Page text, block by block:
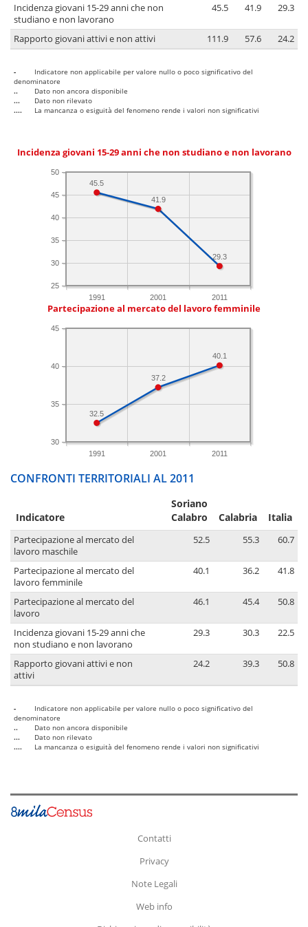
Incidenza giovani 15-29 anni che non
studiano e non lavorano
45.5 41.9 29.3
Rapporto giovani attivi e non attivi 111.9 57.6 24.2
-
Indicatore non applicabile per valore nullo o poco significativo del
denominatore
..
Dato non ancora disponibile
...
Dato non rilevato
....
La mancanza o esiguità del fenomeno rende i valori non significativi
Incidenza giovani 15-29 anni che non studiano e non lavorano
1991 2001 2011
25
30
35
40
45
50
29.3
41.9
45.5
Partecipazione al mercato del lavoro femminile
1991 2001 2011
30
35
40
45
40.1
37.2
32.5
CONFRONTI TERRITORIALI AL 2011
Indicatore
Soriano
Calabro
Calabria Italia
Partecipazione al mercato del
lavoro maschile
52.5 55.3 60.7
Partecipazione al mercato del
lavoro femminile
40.1 36.2 41.8
Partecipazione al mercato del
lavoro
46.1 45.4 50.8
Incidenza giovani 15-29 anni che
non studiano e non lavorano
29.3 30.3 22.5
Rapporto giovani attivi e non
attivi
24.2 39.3 50.8
-
Indicatore non applicabile per valore nullo o poco significativo del
denominatore
..
Dato non ancora disponibile
...
Dato non rilevato
....
La mancanza o esiguità del fenomeno rende i valori non significativi
Contatti
Privacy
Note Legali
Web info